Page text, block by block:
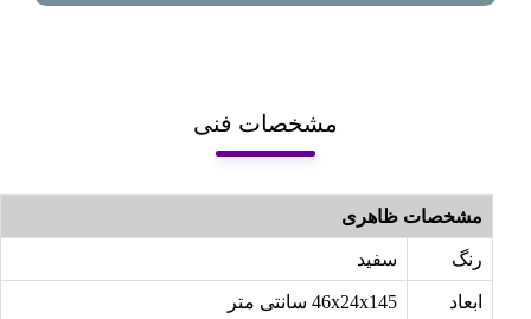
مشخصات فنی
مشخصات ظاهری
رنگ سفید
ابعاد 46x24x145 سانتی متر